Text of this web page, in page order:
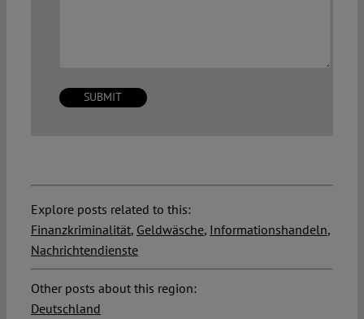
Explore posts related to this:
Finanzkriminalität, Geldwäsche, Informationshandeln,
Nachrichtendienste
Other posts about this region:
Deutschland